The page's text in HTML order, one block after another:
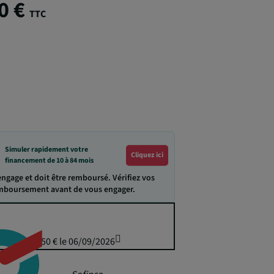
€ TTC
Simuler rapidement votre
financement de 10 à 84 mois
Cliquez ici
et doit être remboursé. Vérifiez vos
avant de vous engager.
1 849,50 € le 06/09/2026